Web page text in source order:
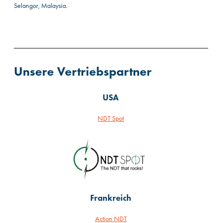
Selangor, Malaysia.
Unsere Vertriebspartner
USA
NDT Spot
Frankreich
Action NDT